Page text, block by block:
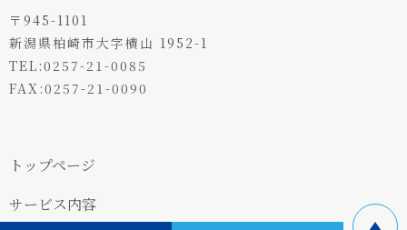
〒945-1101
新潟県柏崎市大字横山 1952-1
TEL:0257-21-0085
FAX:0257-21-0090
トップページ
サービス内容